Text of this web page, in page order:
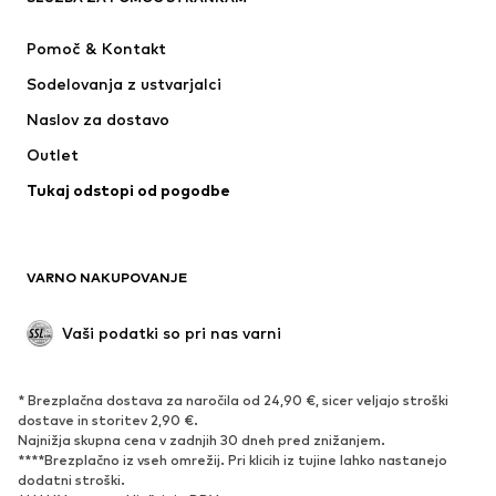
Obleke & Suknjiči
Kopalke & Kopalna moda
Priložnosti
'Upcycling'
Novo
Nizki škornji & Škornji
Nizki čevlji
Športna oblačila
Pomoč & Kontakt
Sodelovanja z ustvarjalci
Naslov za dostavo
Outlet
Tukaj odstopi od pogodbe
VARNO NAKUPOVANJE
Vaši podatki so pri nas varni
* Brezplačna dostava za naročila od 24,90 €, sicer veljajo stroški
dostave in storitev 2,90 €.
Najnižja skupna cena v zadnjih 30 dneh pred znižanjem.
****Brezplačno iz vseh omrežij. Pri klicih iz tujine lahko nastanejo
dodatni stroški.